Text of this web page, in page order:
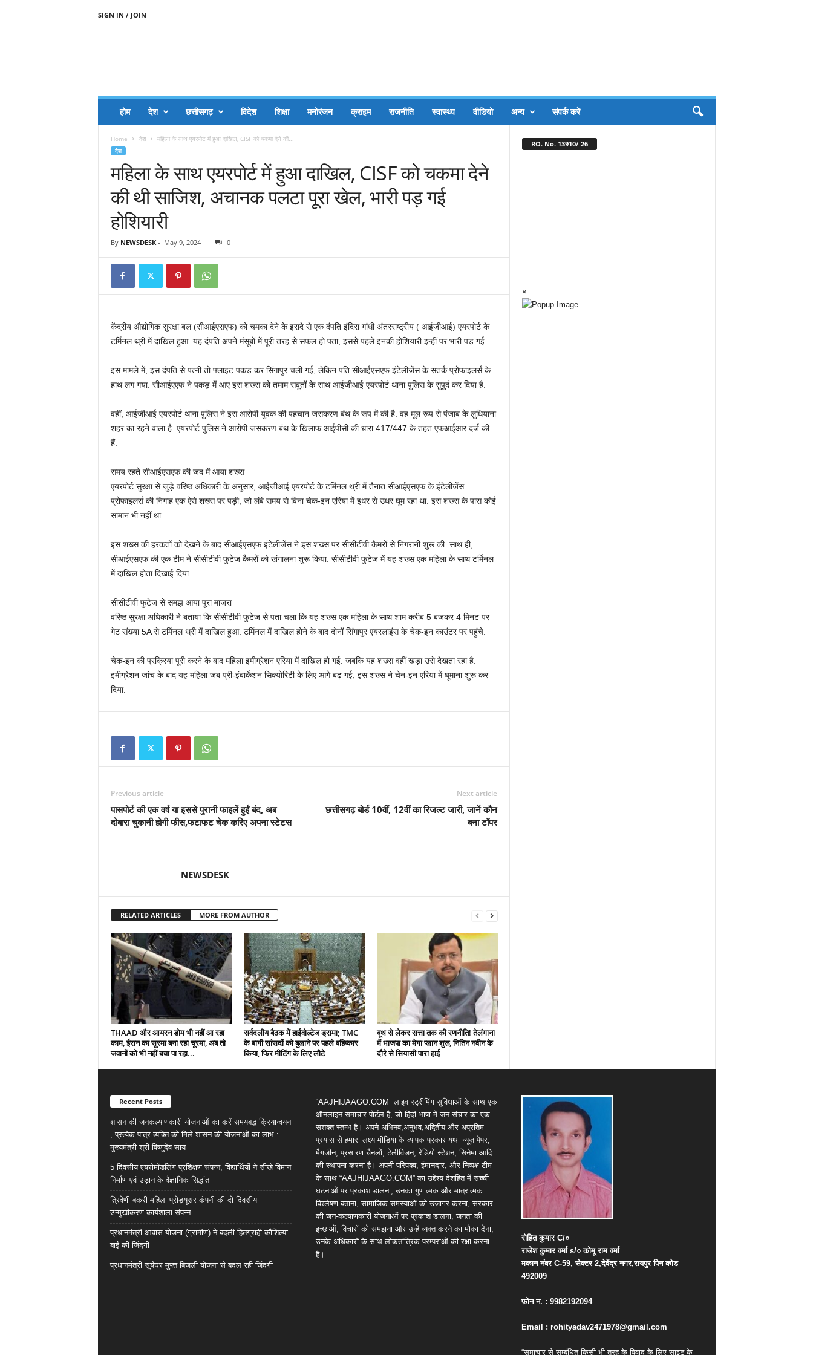
SIGN IN / JOIN
होम देश छत्तीसगढ़ विदेश शिक्षा मनोरंजन क्राइम राजनीति स्वास्थ्य वीडियो अन्य संपर्क करें
Home देश महिला के साथ एयरपोर्ट में हुआ दाखिल, CISF को चकमा देने की...
देश
महिला के साथ एयरपोर्ट में हुआ दाखिल, CISF को चकमा देने
की थी साजिश, अचानक पलटा पूरा खेल, भारी पड़ गई
होशियारी
By NEWSDESK- May 9, 2024 0
केंद्रीय औद्योगिक सुरक्षा बल (सीआईएसएफ) को चमका देने के इरादे से एक दंपति इंदिरा गांधी अंतरराष्‍ट्रीय ( आईजीआई) एयरपोर्ट के
टर्मिनल थ्री में दाखिल हुआ. यह दंपति अपने मंसूबों में पूरी तरह से सफल हो पता, इससे पहले इनकी होशियारी इन्‍हीं पर भारी पड़ गई.
इस मामले में, इस दंपति से पत्‍नी तो फ्लाइट पकड़ कर सिंगापुर चली गई, लेकिन पति सीआईएसएफ इंटेलीजेंस के सतर्क प्रोफाइलर्स के
हाथ लग गया. सीआईएएफ ने पकड़ में आए इस शख्‍स को तमाम सबूतों के साथ आईजीआई एयरपोर्ट थाना पुलिस के सुपुर्द कर दिया है.
वहीं, आईजीआई एयरपोर्ट थाना पुलिस ने इस आरोपी युवक की पहचान जसकरण बंथ के रूप में की है. वह मूल रूप से पंजाब के लुधियाना
शहर का रहने वाला है. एयरपोर्ट पुलिस ने आरोपी जसकरण बंथ के खिलाफ आईपीसी की धारा 417/447 के तहत एफआईआर दर्ज की
हैं.
समय रहते सीआईएसएफ की जद में आया शख्‍स
एयरपोर्ट सुरक्षा से जुड़े वरिष्‍ठ अधिकारी के अनुसार, आईजीआई एयरपोर्ट के टर्मिनल थ्री में तैनात सीआईएसएफ के इंटेलीजेंस
प्रोफाइलर्स की निगाह एक ऐसे शख्‍स पर पड़ी, जो लंबे समय से बिना चेक-इन एरिया में इधर से उधर घूम रहा था. इस शख्‍स के पास कोई
सामान भी नहीं था.
इस शख्‍स की हरकतों को देखने के बाद सीआईएसएफ इंटेली‍जेंस ने इस शख्‍स पर सीसीटीवी कैमरों से निगरानी शुरू की. साथ ही,
सीआईएसएफ की एक टीम ने सीसीटीवी फुटेज कैमरों को खंगालना शुरू किया. सीसीटीवी फुटेज में यह शख्‍स एक महिला के साथ टर्मिनल
में दाखिल होता दिखाई दिया.
सीसीटीवी फुटेज से समझ आया पूरा माजरा
वरिष्‍ठ सुरक्षा अधिकारी ने बताया कि सीसीटीवी फुटेज से पता चला कि यह शख्‍स एक महिला के साथ शाम करीब 5 बजकर 4 मिनट पर
गेट संख्‍या 5A से टर्मिनल थ्री में दाखिल हुआ. टर्मिनल में दाखिल होने के बाद दोनों सिंगापुर एयरलाइंस के चेक-इन काउंटर पर पहुंचे.
चेक-इन की प्रक्रिया पूरी करने के बाद महिला इमीग्रेशन एरिया में दाखिल हो गई. जबकि यह शख्‍स वहीं खड़ा उसे देखता रहा है.
इमीग्रेशन जांच के बाद यह महिला जब प्री-इंबार्केशन सिक्‍योरिटी के लिए आगे बढ़ गई, इस शख्‍स ने चेन-इन एरिया में घूमाना शुरू कर
दिया.
Previous article
पासपोर्ट की एक वर्ष या इससे पुरानी फाइलें हुईं बंद, अब
दोबारा चुकानी होगी फीस,फटाफट चेक करिए अपना स्‍टेटस
Next article
छत्तीसगढ़ बोर्ड 10वीं, 12वीं का रिजल्ट जारी, जानें कौन
बना टॉपर
NEWSDESK
RELATED ARTICLES MORE FROM AUTHOR
THAAD और आयरन डोम भी नहीं आ रहा
काम, ईरान का सूरमा बना रहा चूरमा, अब तो
जवानों को भी नहीं बचा पा रहा...
सर्वदलीय बैठक में हाईवोल्टेज ड्रामा; TMC
के बागी सांसदों को बुलाने पर पहले बहिष्कार
किया, फिर मीटिंग के लिए लौटे
बूथ से लेकर सत्ता तक की रणनीति! तेलंगाना
में भाजपा का मेगा प्लान शुरू, नितिन नवीन के
दौरे से सियासी पारा हाई
RO. No. 13910/ 26
×
Recent Posts
शासन की जनकल्याणकारी योजनाओं का करें समयबद्ध क्रियान्वयन
, प्रत्येक पात्र व्यक्ति को मिले शासन की योजनाओं का लाभ :
मुख्यमंत्री श्री विष्णुदेव साय
5 दिवसीय एयरोमॉडलिंग प्रशिक्षण संपन्न, विद्यार्थियों ने सीखे विमान
निर्माण एवं उड़ान के वैज्ञानिक सिद्धांत
त्रिवेणी बकरी महिला प्रोड्यूसर कंपनी की दो दिवसीय
उन्मुखीकरण कार्यशाला संपन्न
प्रधानमंत्री आवास योजना (ग्रामीण) ने बदली हितग्राही कौशिल्या
बाई की जिंदगी
प्रधानमंत्री सूर्यघर मुफ्त बिजली योजना से बदल रही जिंदगी
“AAJHIJAAGO.COM” लाइव स्ट्रीमिंग सुविधाओं के साथ एक
ऑनलाइन समाचार पोर्टल है, जो हिंदी भाषा में जन-संचार का एक
सशक्त स्तम्भ है। अपने अभिनव,अनुभव,अद्वितीय और अप्रतिम
प्रयास से हमारा लक्ष्य मीडिया के व्यापक प्रकार यथा न्यूज़ पेपर,
मैगजीन, प्रसारण चैनलों, टेलीविजन, रेडियो स्टेशन, सिनेमा आदि
की स्थापना करना है। अपनी परिपक्व, ईमानदार, और निष्पक्ष टीम
के साथ “AAJHIJAAGO.COM” का उद्देश्य देशहित में सच्ची
घटनाओं पर प्रकाश डालना, उनका गुणात्मक और मात्रात्मक
विश्लेषण बताना, सामाजिक समस्याओं को उजागर करना, सरकार
की जन-कल्याणकारी योजनाओं पर प्रकाश डालना, जनता की
इच्छाओं, विचारों को समझना और उन्हें व्यक्त करने का मौका देना,
उनके अधिकारों के साथ लोकतांत्रिक परम्पराओं की रक्षा करना
है।
रोहित कुमारC/०
राजेश कुमार वर्माs/० कोमू राम वर्मा
मकान नंबरC-59,सेक्टर2,देवेंद्र नगर,रायपुर पिन कोड
492009
फ़ोन न. : 9982192094
Email : rohityadav2471978@gmail.com
“समाचार से सम्बंधित किसी भी तरह के विवाद के लिए साइट के